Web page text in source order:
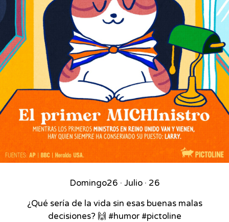
Domingo26 · Julio · 26
¿Qué sería de la vida sin esas buenas malas
decisiones? 🙌 #humor #pictoline